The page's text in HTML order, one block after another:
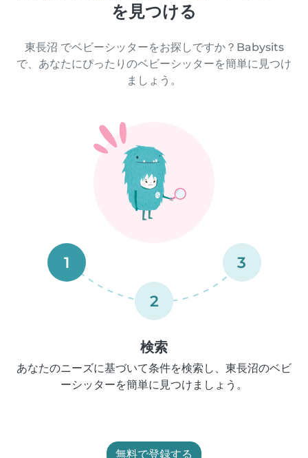
を見つける
東長沼 でベビーシッターをお探しですか？Babysits
で、あなたにぴったりのベビーシッターを簡単に見つけ
ましょう。
1
2
3
検索
あなたのニーズに基づいて条件を検索し、東長沼のベビ
ーシッターを簡単に見つけましょう。
無料で登録する